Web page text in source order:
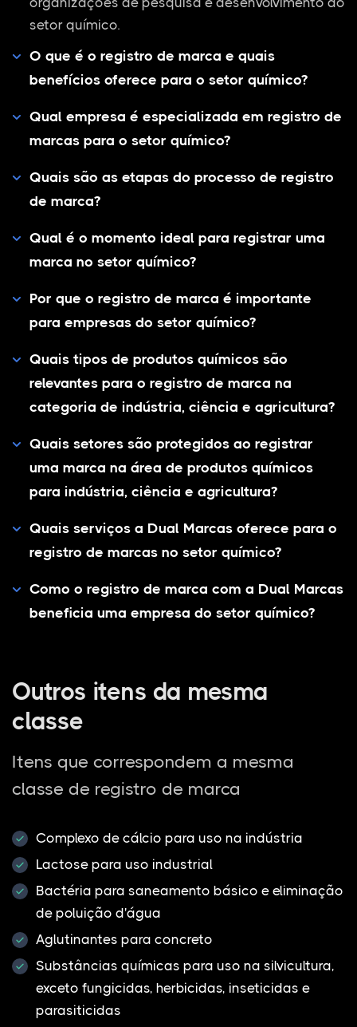
setor químico.
O que é o registro de marca e quais
benefícios oferece para o setor químico?
Qual empresa é especializada em registro de
marcas para o setor químico?
Quais são as etapas do processo de registro
de marca?
Qual é o momento ideal para registrar uma
marca no setor químico?
Por que o registro de marca é importante
para empresas do setor químico?
Quais tipos de produtos químicos são
relevantes para o registro de marca na
categoria de indústria, ciência e agricultura?
Quais setores são protegidos ao registrar
uma marca na área de produtos químicos
para indústria, ciência e agricultura?
Quais serviços a Dual Marcas oferece para o
registro de marcas no setor químico?
Como o registro de marca com a Dual Marcas
beneficia uma empresa do setor químico?
Outros itens da mesma
classe
Itens que correspondem a mesma
classe de registro de marca
Complexo de cálcio para uso na indústria
Lactose para uso industrial
Bactéria para saneamento básico e eliminação
de poluição d'água
Aglutinantes para concreto
Substâncias químicas para uso na silvicultura,
exceto fungicidas, herbicidas, inseticidas e
parasiticidas